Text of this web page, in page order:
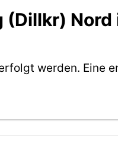
(Dillkr)
werden. Eine